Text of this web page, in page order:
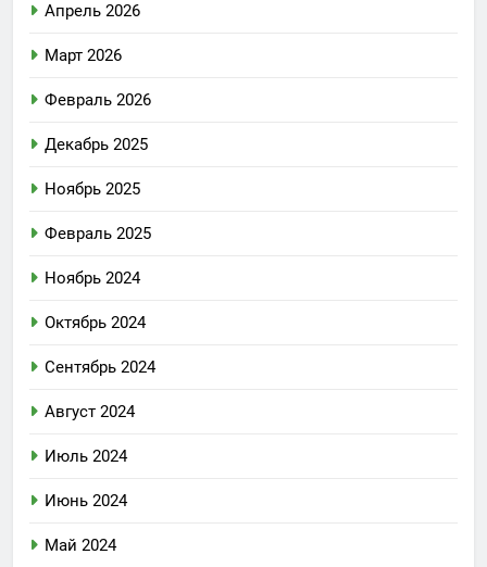
Апрель 2026
Март 2026
Февраль 2026
Декабрь 2025
Ноябрь 2025
Февраль 2025
Ноябрь 2024
Октябрь 2024
Сентябрь 2024
Август 2024
Июль 2024
Июнь 2024
Май 2024